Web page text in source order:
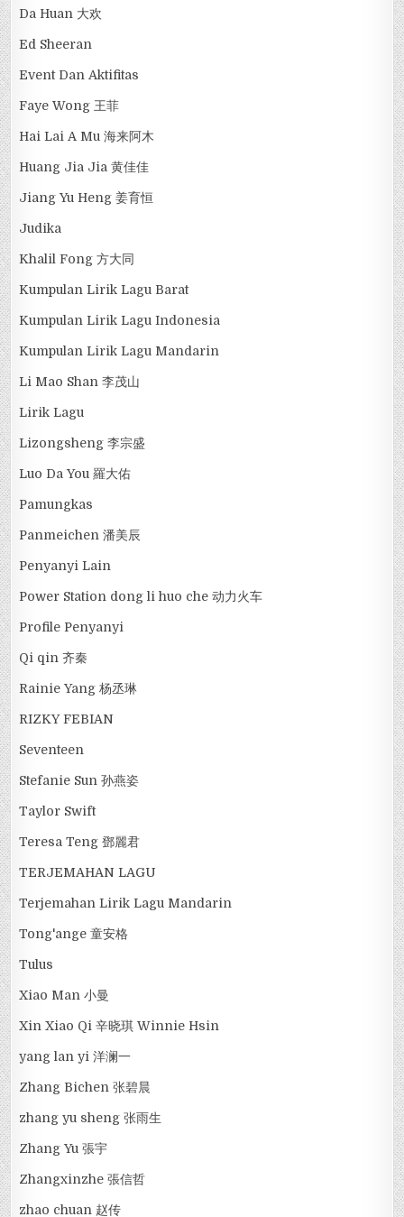
Da Huan 大欢
Ed Sheeran
Event Dan Aktifitas
Faye Wong 王菲
Hai Lai A Mu 海来阿木
Huang Jia Jia 黄佳佳
Jiang Yu Heng 姜育恒
Judika
Khalil Fong 方大同
Kumpulan Lirik Lagu Barat
Kumpulan Lirik Lagu Indonesia
Kumpulan Lirik Lagu Mandarin
Li Mao Shan 李茂山
Lirik Lagu
Lizongsheng 李宗盛
Luo Da You 羅大佑
Pamungkas
Panmeichen 潘美辰
Penyanyi Lain
Power Station dong li huo che 动力火车
Profile Penyanyi
Qi qin 齐秦
Rainie Yang 杨丞琳
RIZKY FEBIAN
Seventeen
Stefanie Sun 孙燕姿
Taylor Swift
Teresa Teng 鄧麗君
TERJEMAHAN LAGU
Terjemahan Lirik Lagu Mandarin
Tong'ange 童安格
Tulus
Xiao Man 小曼
Xin Xiao Qi 辛晓琪 Winnie Hsin
yang lan yi 洋澜一
Zhang Bichen 张碧晨
zhang yu sheng 张雨生
Zhang Yu 張宇
Zhangxinzhe 張信哲
zhao chuan 赵传